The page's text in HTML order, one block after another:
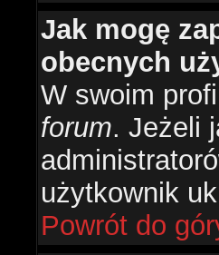
Jak mogę
obecnych
W swoim
forum. Jeżeli
użytkownik
Powrót do